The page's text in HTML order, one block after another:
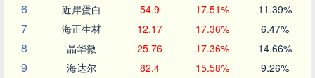
6 近岸蛋白 54.9 17.51% 11.39%
7 海正生材 12.17 17.36% 6.47%
8 晶华微 25.76 17.36% 14.66%
9 海达尔 82.4 15.58% 9.26%